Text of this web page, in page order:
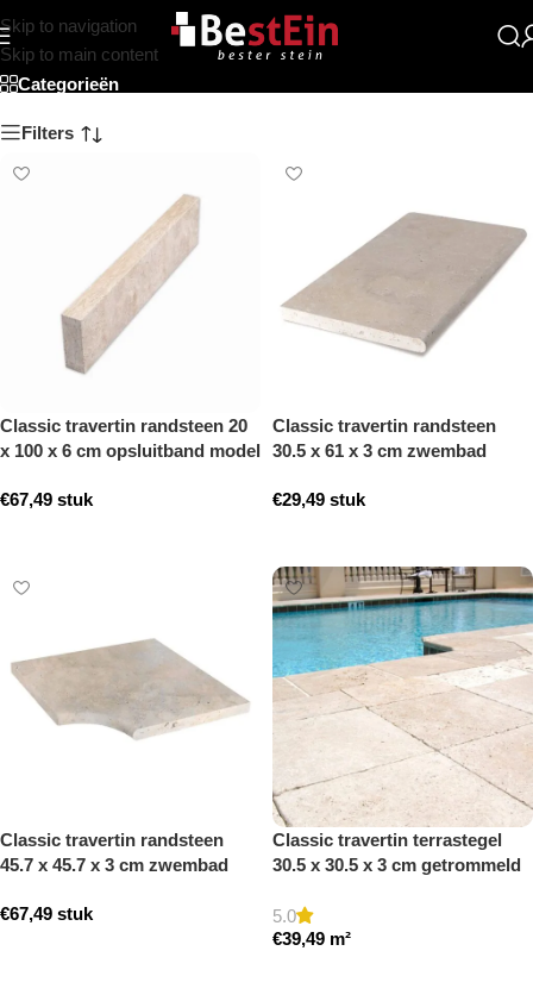
Skip to navigation
Skip to main content
Classic
Categorieën
Filters
Classic travertin randsteen 20
x 100 x 6 cm opsluitband model
€67,49 stuk
Classic travertin randsteen
30.5 x 61 x 3 cm zwembad
€29,49 stuk
Classic travertin randsteen
45.7 x 45.7 x 3 cm zwembad
€67,49 stuk
Classic travertin terrastegel
30.5 x 30.5 x 3 cm getrommeld
5.0
€39,49 m²